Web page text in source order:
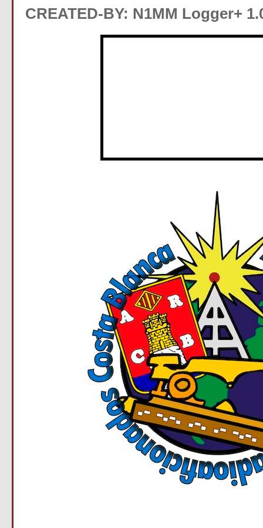
CREATED-BY: N1MM Logger+